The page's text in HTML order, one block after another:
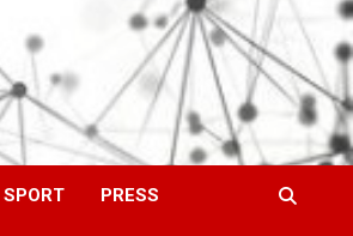
SPORT PRESS